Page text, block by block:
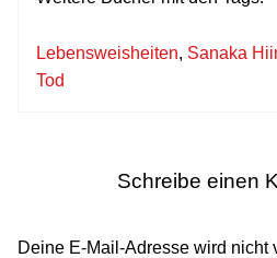
Lebensweisheiten, Sanaka
Tod
Schreibe einen
Deine E-Mail-Adresse wird nicht